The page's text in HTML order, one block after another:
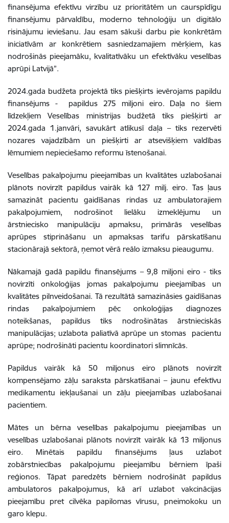
finansējuma efektīvu virzību uz prioritātēm un caurspīdīgu
finansējumu pārvaldību, moderno tehnoloģiju un digitālo
risinājumu ieviešanu. Jau esam sākuši darbu pie konkrētām
iniciatīvām ar konkrētiem sasniedzamajiem mērķiem, kas
nodrošinās pieejamāku, kvalitatīvāku un efektīvāku veselības
aprūpi Latvijā”.
2024.gada budžeta projektā tiks piešķirts ievērojams papildu
finansējums - papildus 275 miljoni eiro. Daļa no šiem
līdzekļiem Veselības ministrijas budžetā tiks piešķirti ar
2024.gada 1.janvāri, savukārt atlikusī daļa – tiks rezervēti
nozares vajadzībām un piešķirti ar atsevišķiem valdības
lēmumiem nepieciešamo reformu īstenošanai.
Veselības pakalpojumu pieejamības un kvalitātes uzlabošanai
plānots novirzīt papildus vairāk kā 127 milj. eiro. Tas ļaus
samazināt pacientu gaidīšanas rindas uz ambulatorajiem
pakalpojumiem, nodrošinot lielāku izmeklējumu un
ārstniecisko manipulāciju apmaksu, primārās veselības
aprūpes stiprināšanu un apmaksas tarifu pārskatīšanu
stacionārajā sektorā, ņemot vērā reālo izmaksu pieaugumu.
Nākamajā gadā papildu finansējums – 9,8 miljoni eiro - tiks
novirzīti onkoloģijas jomas pakalpojumu pieejamības un
kvalitātes pilnveidošanai. Tā rezultātāsamazināsies gaidīšanas
rindas pakalpojumiem pēc onkoloģijas diagnozes
noteikšanas, papildus tiks nodrošinātas ārstnieciskās
manipulācijas; uzlabota paliatīvā aprūpe un stomas pacientu
aprūpe; nodrošināti pacientu koordinatori slimnīcās.
Papildus vairāk kā 50 miljonus eiro plānots novirzīt
kompensējamo zāļu saraksta pārskatīšanai – jaunu efektīvu
medikamentu iekļaušanai un zāļu pieejamības uzlabošanai
pacientiem.
Mātes un bērna veselības pakalpojumu pieejamības un
veselības uzlabošanai plānots novirzīt vairāk kā 13 miljonus
eiro. Minētais papildu finansējums ļaus uzlabot
zobārstniecības pakalpojumu pieejamību bērniem īpaši
reģionos. Tāpat paredzēts bērniem nodrošināt papildus
ambulatoros pakalpojumus, kā arī uzlabot vakcinācijas
pieejamību pret cilvēka papilomas vīrusu, pneimokoku un
garo klepu.